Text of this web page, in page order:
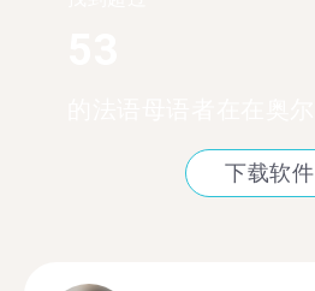
下载软件